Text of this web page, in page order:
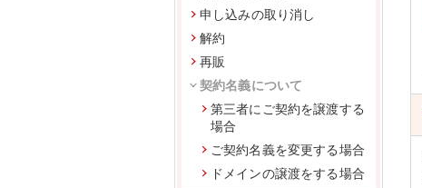
申し込みの取り消し
解約
再販
契約名義について
第三者にご契約を譲渡する
場合
ご契約名義を変更する場合
ドメインの譲渡をする場合